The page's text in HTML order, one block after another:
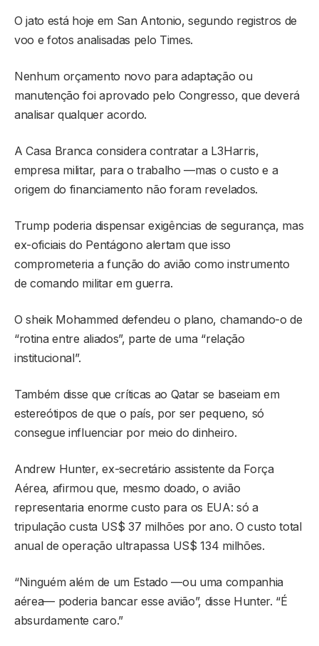
O jato está hoje em San Antonio, segundo registros de
voo e fotos analisadas pelo Times.
Nenhum orçamento novo para adaptação ou
manutenção foi aprovado pelo Congresso, que deverá
analisar qualquer acordo.
A Casa Branca considera contratar a L3Harris,
empresa militar, para o trabalho —mas o custo e a
origem do financiamento não foram revelados.
Trump poderia dispensar exigências de segurança, mas
ex-oficiais do Pentágono alertam que isso
comprometeria a função do avião como instrumento
de comando militar em guerra.
O sheik Mohammed defendeu o plano, chamando-o de
“rotina entre aliados”, parte de uma “relação
institucional”.
Também disse que críticas ao Qatar se baseiam em
estereótipos de que o país, por ser pequeno, só
consegue influenciar por meio do dinheiro.
Andrew Hunter, ex-secretário assistente da Força
Aérea, afirmou que, mesmo doado, o avião
representaria enorme custo para os EUA: só a
tripulação custa US$ 37 milhões por ano. O custo total
anual de operação ultrapassa US$ 134 milhões.
“Ninguém além de um Estado —ou uma companhia
aérea— poderia bancar esse avião”, disse Hunter. “É
absurdamente caro.”